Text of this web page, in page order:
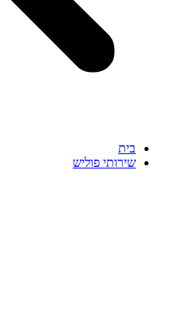
בית
שירותי פוליש